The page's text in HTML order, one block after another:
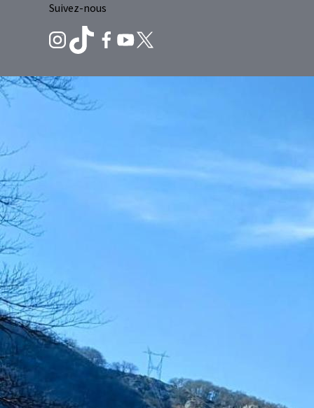
Suivez-nous